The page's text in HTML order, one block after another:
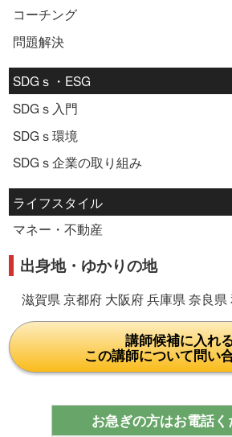
コーチング
問題解決
SDGｓ・ESG
SDGｓ入門
SDGｓ環境
SDGｓ企業の取り組み
ライフスタイル
マネー・不動産
出身地・ゆかりの地
滋賀県 京都府 大阪府 兵庫県 奈良県
講師候補に入れ
この講師について問い
お急ぎの方はお電話く